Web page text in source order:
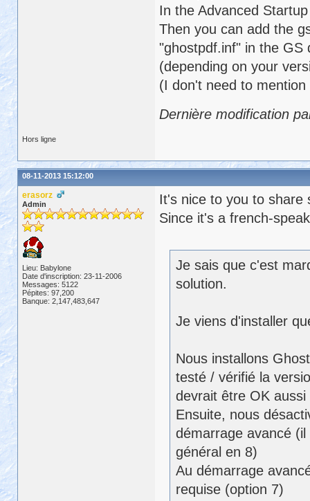
In the Advanced
Then you can add the
"ghostpdf.inf" in the GS
(depending on your
(I don't need to
Dernière modification
Hors ligne
08-11-2013 15:12:00
erasorz
Admin
Lieu: Babylone
Date d'inscription: 23-11-2006
Messages: 5122
Pépites: 97,200
Banque: 2,147,483,647
It's nice to you to share
Since it's a french-
Je sais que c'est
solution.
Je viens d'installer
Nous installons
testé / vérifié la
devrait être OK
Ensuite, nous
démarrage avancé
général en 8)
Au démarrage
requise (option 7)